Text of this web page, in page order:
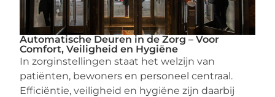
Automatische Deuren in de Zorg – Voor
Comfort, Veiligheid en Hygiëne
In zorginstellingen staat het welzijn van
patiënten, bewoners en personeel centraal.
Efficiëntie, veiligheid en hygiëne zijn daarbij